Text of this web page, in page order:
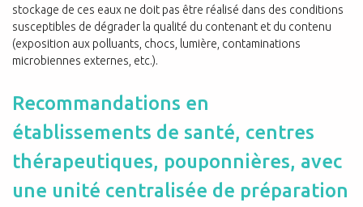
stockage de ces eaux ne doit pas être réalisé dans des conditions
susceptibles de dégrader la qualité du contenant et du contenu
(exposition aux polluants, chocs, lumière, contaminations
microbiennes externes, etc.).
Recommandations en
établissements de santé, centres
thérapeutiques, pouponnières, avec
une unité centralisée de préparation